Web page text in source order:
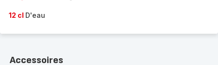
12 cl D'eau
Accessoires